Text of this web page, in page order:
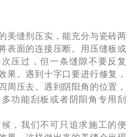
美缝剂压实，能充分与瓷砖两
表面的连接压断。用压缝板或
压过，但一条缝隙不要反复
果。遇到十字口要进行修复，
周压去。遇到阴阳角的位置，
功能刮板或者阴阳角专用刮
，我们不可只追求施工的便